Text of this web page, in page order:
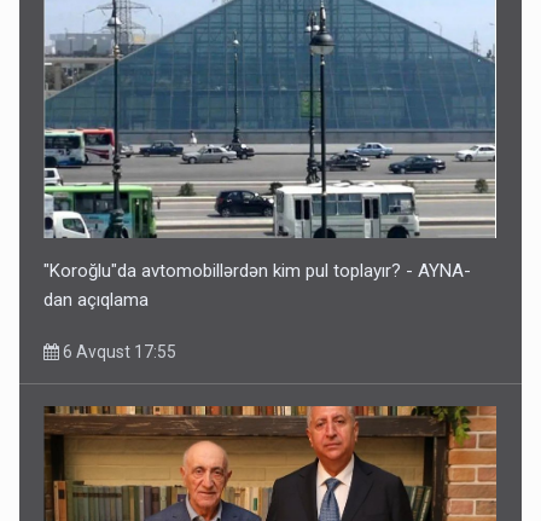
"Koroğlu"da avtomobillərdən kim pul toplayır? - AYNA-
dan açıqlama
6 Avqust 17:55